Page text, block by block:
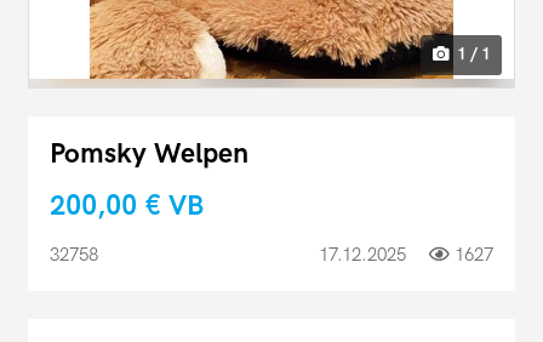
1 / 1
Pomsky Welpen
200,00 € VB
32758 17.12.2025 1627